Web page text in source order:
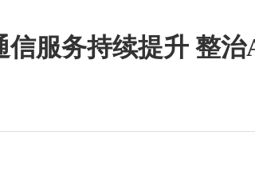
信服务持续提升 整